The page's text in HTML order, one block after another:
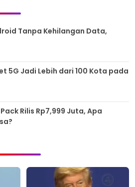
Tanpa Kehilangan Data,
5G Jadi Lebih dari 100 Kota pada
Pack Rilis Rp7,999 Juta, Apa